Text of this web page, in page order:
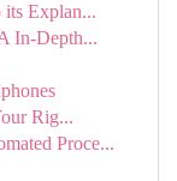
Explan...
In-Depth...
Rig...
Proce...